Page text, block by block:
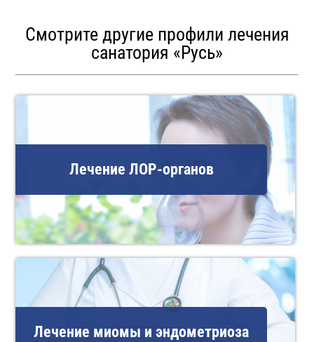
Смотрите другие профили лечения
санатория «Русь»
Лечение ЛОР-органов
Лечение миомы и эндометриоза